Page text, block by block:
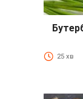
25 хв